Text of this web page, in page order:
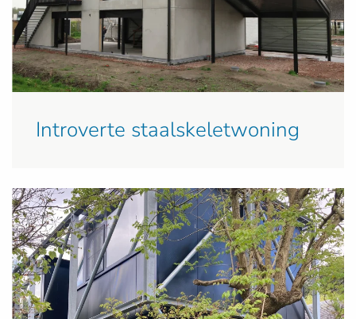
Introverte staalskeletwoning